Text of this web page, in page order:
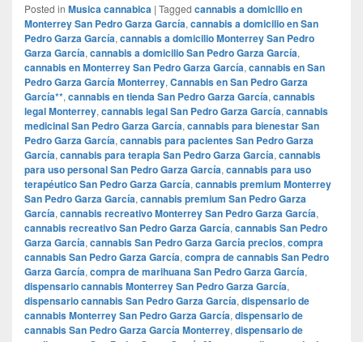
Posted in Musica cannabica | Tagged cannabis a domicilio en
Monterrey San Pedro Garza García, cannabis a domicilio en San
Pedro Garza García, cannabis a domicilio Monterrey San Pedro
Garza García, cannabis a domicilio San Pedro Garza García,
cannabis en Monterrey San Pedro Garza García, cannabis en San
Pedro Garza García Monterrey, Cannabis en San Pedro Garza
García**, cannabis en tienda San Pedro Garza García, cannabis
legal Monterrey, cannabis legal San Pedro Garza García, cannabis
medicinal San Pedro Garza García, cannabis para bienestar San
Pedro Garza García, cannabis para pacientes San Pedro Garza
García, cannabis para terapia San Pedro Garza García, cannabis
para uso personal San Pedro Garza García, cannabis para uso
terapéutico San Pedro Garza García, cannabis premium Monterrey
San Pedro Garza García, cannabis premium San Pedro Garza
García, cannabis recreativo Monterrey San Pedro Garza García,
cannabis recreativo San Pedro Garza García, cannabis San Pedro
Garza García, cannabis San Pedro Garza García precios, compra
cannabis San Pedro Garza García, compra de cannabis San Pedro
Garza García, compra de marihuana San Pedro Garza García,
dispensario cannabis Monterrey San Pedro Garza García,
dispensario cannabis San Pedro Garza García, dispensario de
cannabis Monterrey San Pedro Garza García, dispensario de
cannabis San Pedro Garza García Monterrey, dispensario de